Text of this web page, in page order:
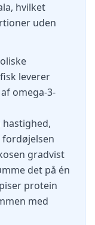
hvilket
uden
leverer
omega-3-
fordøjelsen
gradvist
det på én
protein
med